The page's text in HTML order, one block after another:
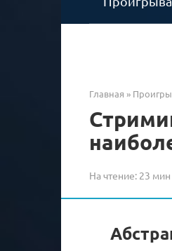
Главная »
На чтение: 23 мин